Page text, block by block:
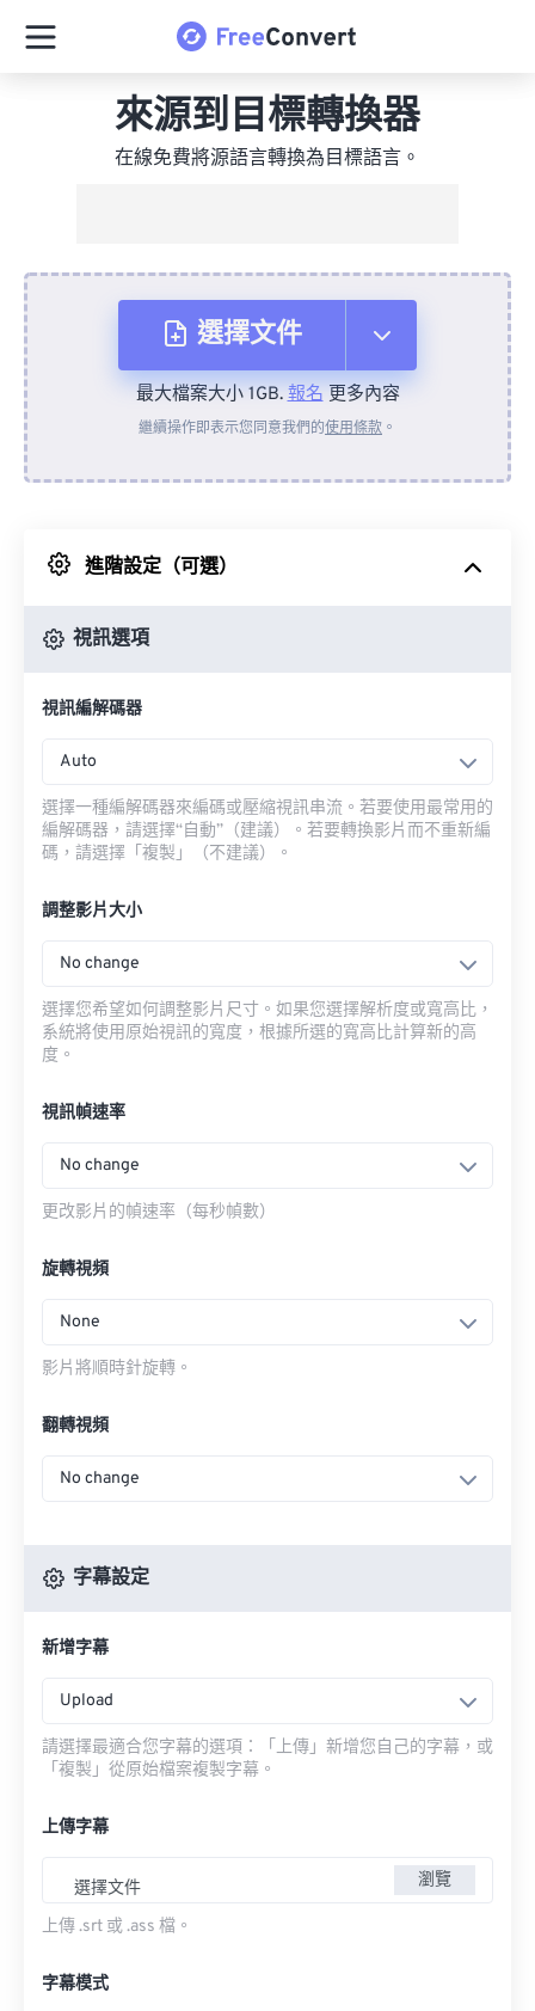
來源到目標轉換器
在線免費將源語言轉換為目標語言。
選擇文件
來自裝置
來自 Google 雲端硬碟
最大檔案大小 1GB.報名更多內容
繼續操作即表示您同意我們的使用條款 。
進階設定（可選）
視訊選項
視訊編解碼器
Auto
選擇一種編解碼器來編碼或壓縮視訊串流。若要使用最常用的
編解碼器，請選擇“自動”（建議）。若要轉換影片而不重新編
碼，請選擇「複製」（不建議）。
調整影片大小
No change
選擇您希望如何調整影片尺寸。如果您選擇解析度或寬高比，
系統將使用原始視訊的寬度，根據所選的寬高比計算新的高
度。
視訊幀速率
No change
更改影片的幀速率（每秒幀數）
旋轉視頻
None
影片將順時針旋轉。
翻轉視頻
No change
字幕設定
新增字幕
Upload
請選擇最適合您字幕的選項：「上傳」新增您自己的字幕，或
「複製」從原始檔案複製字幕。
上傳字幕
選擇文件 瀏覽
上傳 .srt 或 .ass 檔。
字幕模式